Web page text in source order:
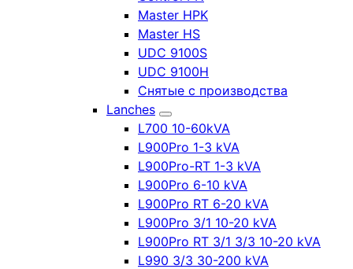
Master HPK
Master HS
UDC 9100S
UDC 9100H
Снятые с производства
Lanches
L700 10-60kVA
L900Pro 1-3 kVA
L900Pro-RT 1-3 kVA
L900Pro 6-10 kVA
L900Pro RT 6-20 kVA
L900Pro 3/1 10-20 kVA
L900Pro RT 3/1 3/3 10-20 kVA
L990 3/3 30-200 kVA